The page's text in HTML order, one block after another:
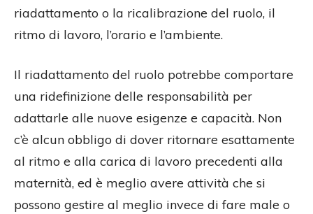
riadattamento o la ricalibrazione del ruolo, il
ritmo di lavoro, l’orario e l’ambiente.
Il riadattamento del ruolo potrebbe comportare
una ridefinizione delle responsabilità per
adattarle alle nuove esigenze e capacità. Non
c’è alcun obbligo di dover ritornare esattamente
al ritmo e alla carica di lavoro precedenti alla
maternità, ed è meglio avere attività che si
possono gestire al meglio invece di fare male o